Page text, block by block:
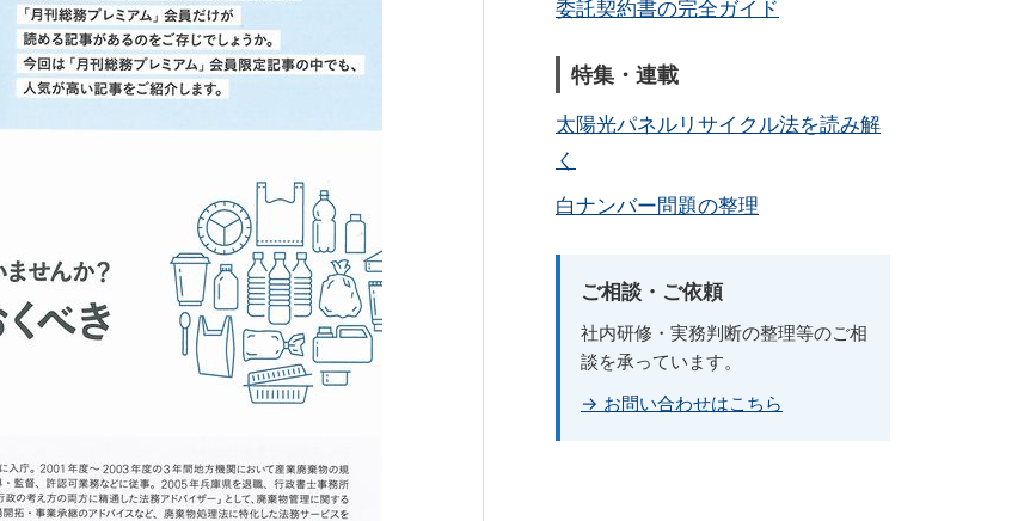
委託契約書の完全ガイド
特集・連載
太陽光パネルリサイクル法を読み解
く
白ナンバー問題の整理
ご相談・ご依頼
社内研修・実務判断の整理等のご相
談を承っています。
→ お問い合わせはこちら